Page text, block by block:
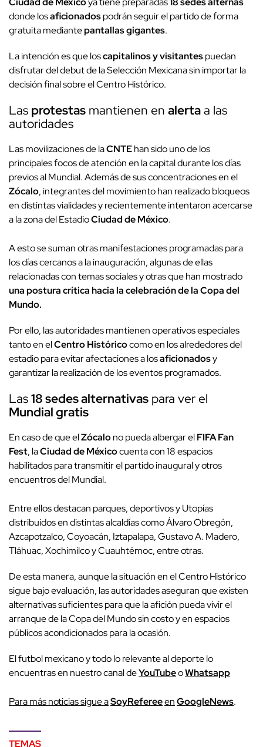
donde losaficionadospodrán seguir el partido de forma
gratuita mediantepantallas gigantes.
La intención es que loscapitalinos y visitantespuedan
disfrutar del debut de la Selección Mexicana sin importar la
decisión final sobre el Centro Histórico.
Las protestas mantienen en alertaa las
autoridades
Las movilizaciones de laCNTEhan sido uno de los
principales focos de atención en la capital durante los días
previos al Mundial. Además de sus concentraciones en el
Zócalo, integrantes del movimiento han realizado bloqueos
en distintas vialidades y recientemente intentaron acercarse
a la zona del EstadioCiudad de México.
A esto se suman otras manifestaciones programadas para
los días cercanos a la inauguración, algunas de ellas
relacionadas con temas sociales y otras que han mostrado
una postura crítica hacia la celebración de la Copa del
Mundo.
Por ello, las autoridades mantienen operativos especiales
tanto en elCentro Históricocomo en los alrededores del
estadio para evitar afectaciones a losaficionadosy
garantizar la realización de los eventos programados.
Las18 sedes alternativas para ver el
Mundial gratis
En caso de que elZócalono pueda albergar elFIFA Fan
Fest, laCiudad de Méxicocuenta con 18 espacios
habilitados para transmitir el partido inaugural y otros
encuentros del Mundial.
Entre ellos destacan parques, deportivos y Utopías
distribuidos en distintas alcaldías como Álvaro Obregón,
Azcapotzalco, Coyoacán, Iztapalapa, Gustavo A. Madero,
Tláhuac, Xochimilco y Cuauhtémoc, entre otras.
De esta manera, aunque la situación en el Centro Histórico
sigue bajo evaluación, las autoridades aseguran que existen
alternativas suficientes para que la afición pueda vivir el
arranque de la Copa del Mundo sin costo y en espacios
públicos acondicionados para la ocasión.
El futbol mexicano y todo lo relevante al deporte lo
encuentras en nuestro canal deYouTubeoWhatsapp
Para más noticias sigue aSoyRefereeenGoogleNews.
TEMAS